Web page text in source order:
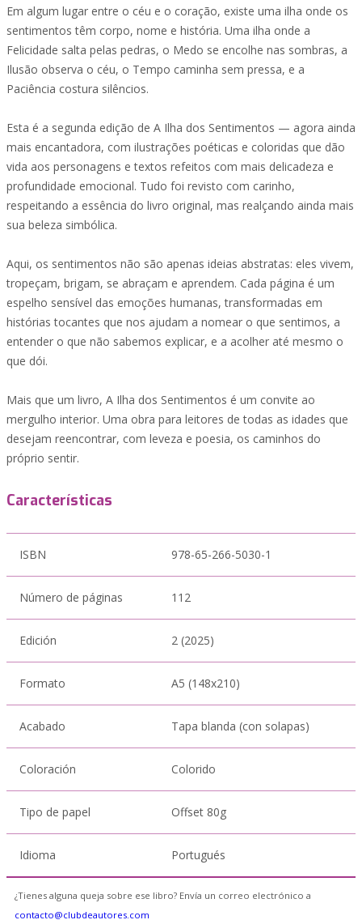
Em algum lugar entre o céu e o coração, existe uma ilha onde os
sentimentos têm corpo, nome e história. Uma ilha onde a
Felicidade salta pelas pedras, o Medo se encolhe nas sombras, a
Ilusão observa o céu, o Tempo caminha sem pressa, e a
Paciência costura silêncios.
Esta é a segunda edição de A Ilha dos Sentimentos — agora ainda
mais encantadora, com ilustrações poéticas e coloridas que dão
vida aos personagens e textos refeitos com mais delicadeza e
profundidade emocional. Tudo foi revisto com carinho,
respeitando a essência do livro original, mas realçando ainda mais
sua beleza simbólica.
Aqui, os sentimentos não são apenas ideias abstratas: eles vivem,
tropeçam, brigam, se abraçam e aprendem. Cada página é um
espelho sensível das emoções humanas, transformadas em
histórias tocantes que nos ajudam a nomear o que sentimos, a
entender o que não sabemos explicar, e a acolher até mesmo o
que dói.
Mais que um livro, A Ilha dos Sentimentos é um convite ao
mergulho interior. Uma obra para leitores de todas as idades que
desejam reencontrar, com leveza e poesia, os caminhos do
próprio sentir.
Características
ISBN 978-65-266-5030-1
Número de páginas 112
Edición 2 (2025)
Formato A5 (148x210)
Acabado Tapa blanda (con solapas)
Coloración Colorido
Tipo de papel Offset 80g
Idioma Portugués
¿Tienes alguna queja sobre ese libro? Envía un correo electrónico a
contacto@clubdeautores.com